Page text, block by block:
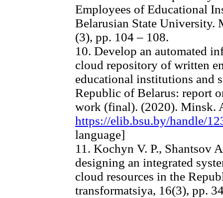
Employees of Educational
Belarusian State University.
(3), pp. 104 – 108.
10. Develop an automated
cloud repository of written
educational institutions and
Republic of Belarus: report
work (final). (2020). Minsk.
https://elib.bsu.by/handle/
language]
11. Kochyn V. P., Shantsov
designing an integrated
cloud resources in the
transformatsiya, 16(3), pp.